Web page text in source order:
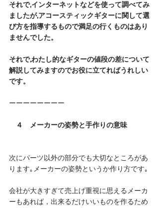
それで,インターネットなどを使って調べてみ
ましたが,アコースティックギターに関して選
び方を指導するもので満足の行くものはあり
ませんでした。
それで,わたし的なギターの値段の差について
解説してみますのでお役に立てればうれしい
です。
ーーーーーーーー
４　メーカーの姿勢と手作りの意味
次にパーツ以外の部分でも大切なところがあ
ります｡メーカーの姿勢というか作り方です｡
会社が大きすぎて売上げ重視に思えるメーカ
ーもあれば，出来るだけいいものを作るため